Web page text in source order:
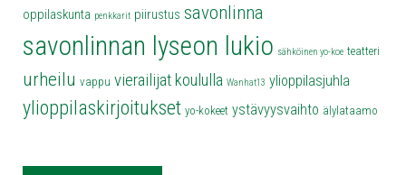
oppilaskunta penkkarit piirustus savonlinna
savonlinnan lyseon lukio sähköinen yo-koe teatteri
urheilu vappu vierailijat koululla Wanhat13 ylioppilasjuhla
ylioppilaskirjoitukset yo-kokeet ystävyysvaihto älylataamo